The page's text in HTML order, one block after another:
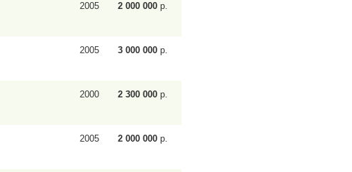
2005 2 000 000 р.
2005 3 000 000 р.
2000 2 300 000 р.
2005 2 000 000 р.